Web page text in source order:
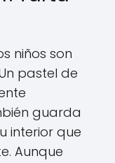
niños son
pastel de
guarda
interior que
Aunque